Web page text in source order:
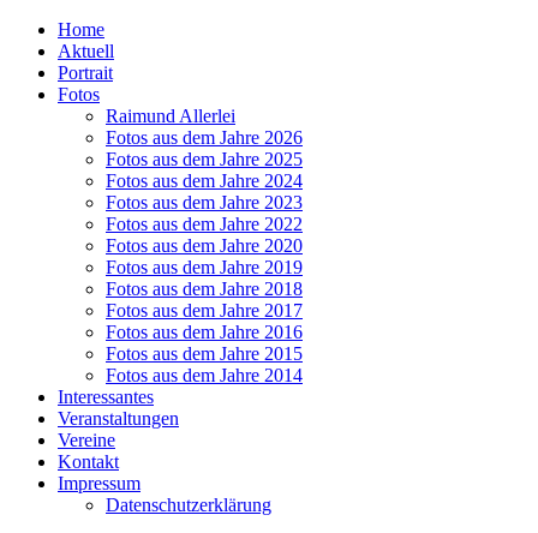
Home
Aktuell
Portrait
Fotos
Raimund Allerlei
Fotos aus dem Jahre 2026
Fotos aus dem Jahre 2025
Fotos aus dem Jahre 2024
Fotos aus dem Jahre 2023
Fotos aus dem Jahre 2022
Fotos aus dem Jahre 2020
Fotos aus dem Jahre 2019
Fotos aus dem Jahre 2018
Fotos aus dem Jahre 2017
Fotos aus dem Jahre 2016
Fotos aus dem Jahre 2015
Fotos aus dem Jahre 2014
Interessantes
Veranstaltungen
Vereine
Kontakt
Impressum
Datenschutzerklärung